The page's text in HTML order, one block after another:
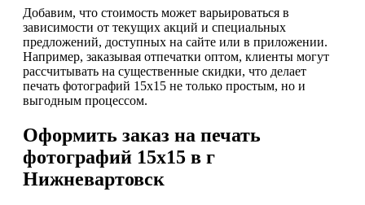
Добавим, что стоимость может варьироваться в
зависимости от текущих акций и специальных
предложений, доступных на сайте или в приложении.
Например, заказывая отпечатки оптом, клиенты могут
рассчитывать на существенные скидки, что делает
печать фотографий 15х15 не только простым, но и
выгодным процессом.
Оформить заказ на печать
фотографий 15х15 в г
Нижневартовск